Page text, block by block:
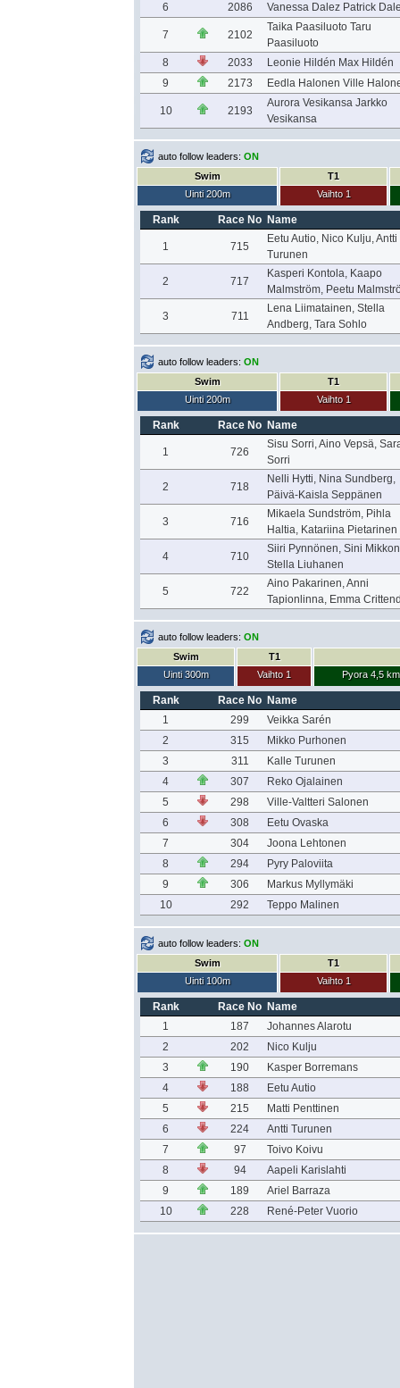
6
2086 Vanessa Dalez Patrick
7 2102
Taika Paasiluoto Taru
Paasiluoto
8
2033
Leonie Hildén Max Hildén
9
2173 Eedla Halonen Ville
10 2193
Aurora Vesikansa Jarkko
Vesikansa
auto follow leaders: ON
Swim
Uinti 200m
T1
Vaihto 1
Rank Race No Name
1 715
Eetu Autio, Nico Kulju, Antti
Turunen
2 717
Kasperi Kontola, Kaapo
Malmström, Peetu
3 711
Lena Liimatainen, Stella
Andberg, Tara Sohlo
auto follow leaders: ON
Swim
Uinti 200m
T1
Vaihto 1
Rank Race No Name
1 726
Sisu Sorri, Aino Vepsä,
Sorri
2 718
Nelli Hytti, Nina Sundberg,
Päivä-Kaisla Seppänen
3 716
Mikaela Sundström, Pihla
Haltia, Katariina Pietarinen
4 710
Siiri Pynnönen, Sini
Stella Liuhanen
5 722
Aino Pakarinen, Anni
Tapionlinna, Emma
auto follow leaders: ON
Swim
Uinti 300m
T1
Vaihto 1
Pyora 4,5 km
Rank Race No Name
1
299
Veikka Sarén
2
315
Mikko Purhonen
3
311
Kalle Turunen
4
307
Reko Ojalainen
5
298
Ville-Valtteri Salonen
6
308
Eetu Ovaska
7
304
Joona Lehtonen
8
294
Pyry Paloviita
9
306
Markus Myllymäki
10
292 Teppo Malinen
auto follow leaders: ON
Swim
Uinti 100m
T1
Vaihto 1
Rank Race No Name
1
187
Johannes Alarotu
2
202
Nico Kulju
3
190
Kasper Borremans
4
188
Eetu Autio
5
215
Matti Penttinen
6
224
Antti Turunen
7
97
Toivo Koivu
8
94
Aapeli Karislahti
9
189
Ariel Barraza
10
228 René-Peter Vuorio